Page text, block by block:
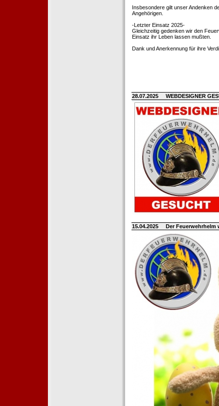
Insbesondere gilt unser Andenken
Angehörigen.
-Letzter Einsatz 2025-
Gleichzeitig gedenken wir den
Einsatz ihr Leben lassen mußten.
Dank und Anerkennung für ihre
28.07.2025 WEBDESIGNER
15.04.2025 Der